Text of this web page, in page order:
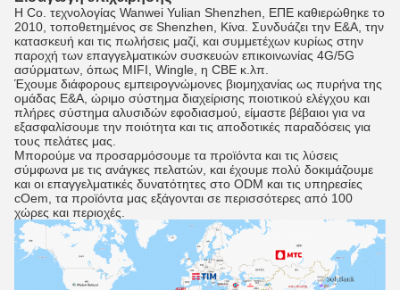
Η Co. τεχνολογίας Wanwei Yulian Shenzhen, ΕΠΕ καθιερώθηκε το
2010, τοποθετημένος σε Shenzhen, Κίνα. Συνδυάζει την Ε&Α, την
κατασκευή και τις πωλήσεις μαζί, και συμμετέχων κυρίως στην
παροχή των επαγγελματικών συσκευών επικοινωνίας 4G/5G
ασύρματων, όπως MIFI, Wingle, η CBE κ.λπ.
Έχουμε διάφορους εμπειρογνώμονες βιομηχανίας ως πυρήνα της
ομάδας Ε&Α, ώριμο σύστημα διαχείρισης ποιοτικού ελέγχου και
πλήρες σύστημα αλυσιδών εφοδιασμού, είμαστε βέβαιοι για να
εξασφαλίσουμε την ποιότητα και τις αποδοτικές παραδόσεις για
τους πελάτες μας.
Μπορούμε να προσαρμόσουμε τα προϊόντα και τις λύσεις
σύμφωνα με τις ανάγκες πελατών, και έχουμε πολύ δοκιμάζουμε
και οι επαγγελματικές δυνατότητες στο ODM και τις υπηρεσίες
cOem, τα προϊόντα μας εξάγονται σε περισσότερες από 100
χώρες και περιοχές.